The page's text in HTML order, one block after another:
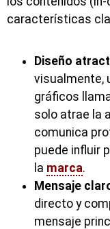
características
Diseño
visualmente,
gráficos
solo atrae la
comunica
puede influir
la marca.
Mensaje
directo y
mensaje